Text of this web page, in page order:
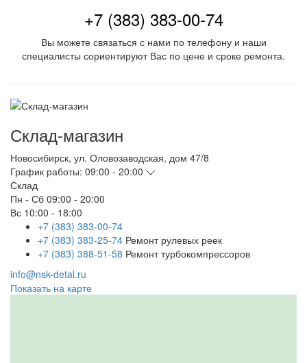
+7 (383) 383-00-74
Вы можете связаться с нами по телефону и наши
специалисты сориентируют Вас по цене и сроке ремонта.
Склад-магазин
Новосибирск, ул. Оловозаводская, дом 47/8
График работы: 09:00 - 20:00
Склад
Пн - Сб 09:00 - 20:00
Вс 10:00 - 18:00
+7 (383) 383-00-74
+7 (383) 383-25-74 Ремонт рулевых реек
+7 (383) 388-51-58 Ремонт турбокомпрессоров
info@nsk-detal.ru
Показать на карте